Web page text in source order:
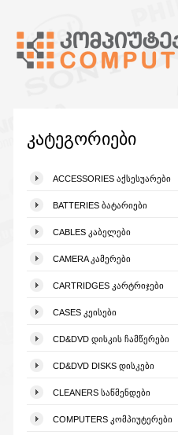
კატეგორიები
ACCESSORIES ᲐᲥᲡᲔᲡᲣᲐᲠᲔᲑᲘ
BATTERIES ᲑᲐᲢᲐᲠᲘᲔᲑᲘ
CABLES ᲙᲐᲑᲔᲚᲔᲑᲘ
CAMERA ᲙᲐᲛᲔᲠᲔᲑᲘ
CARTRIDGES ᲙᲐᲠᲢᲠᲘᲯᲔᲑᲘ
CASES ᲙᲔᲘᲡᲔᲑᲘ
CD&DVD ᲓᲘᲡᲙᲘᲡ ᲩᲐᲛᲬᲔᲠᲔᲑᲘ
CD&DVD DISKS ᲓᲘᲡᲙᲔᲑᲘ
CLEANERS ᲡᲐᲬᲛᲔᲜᲓᲔᲑᲘ
COMPUTERS ᲙᲝᲛᲞᲘᲣᲢᲔᲠᲔᲑᲘ